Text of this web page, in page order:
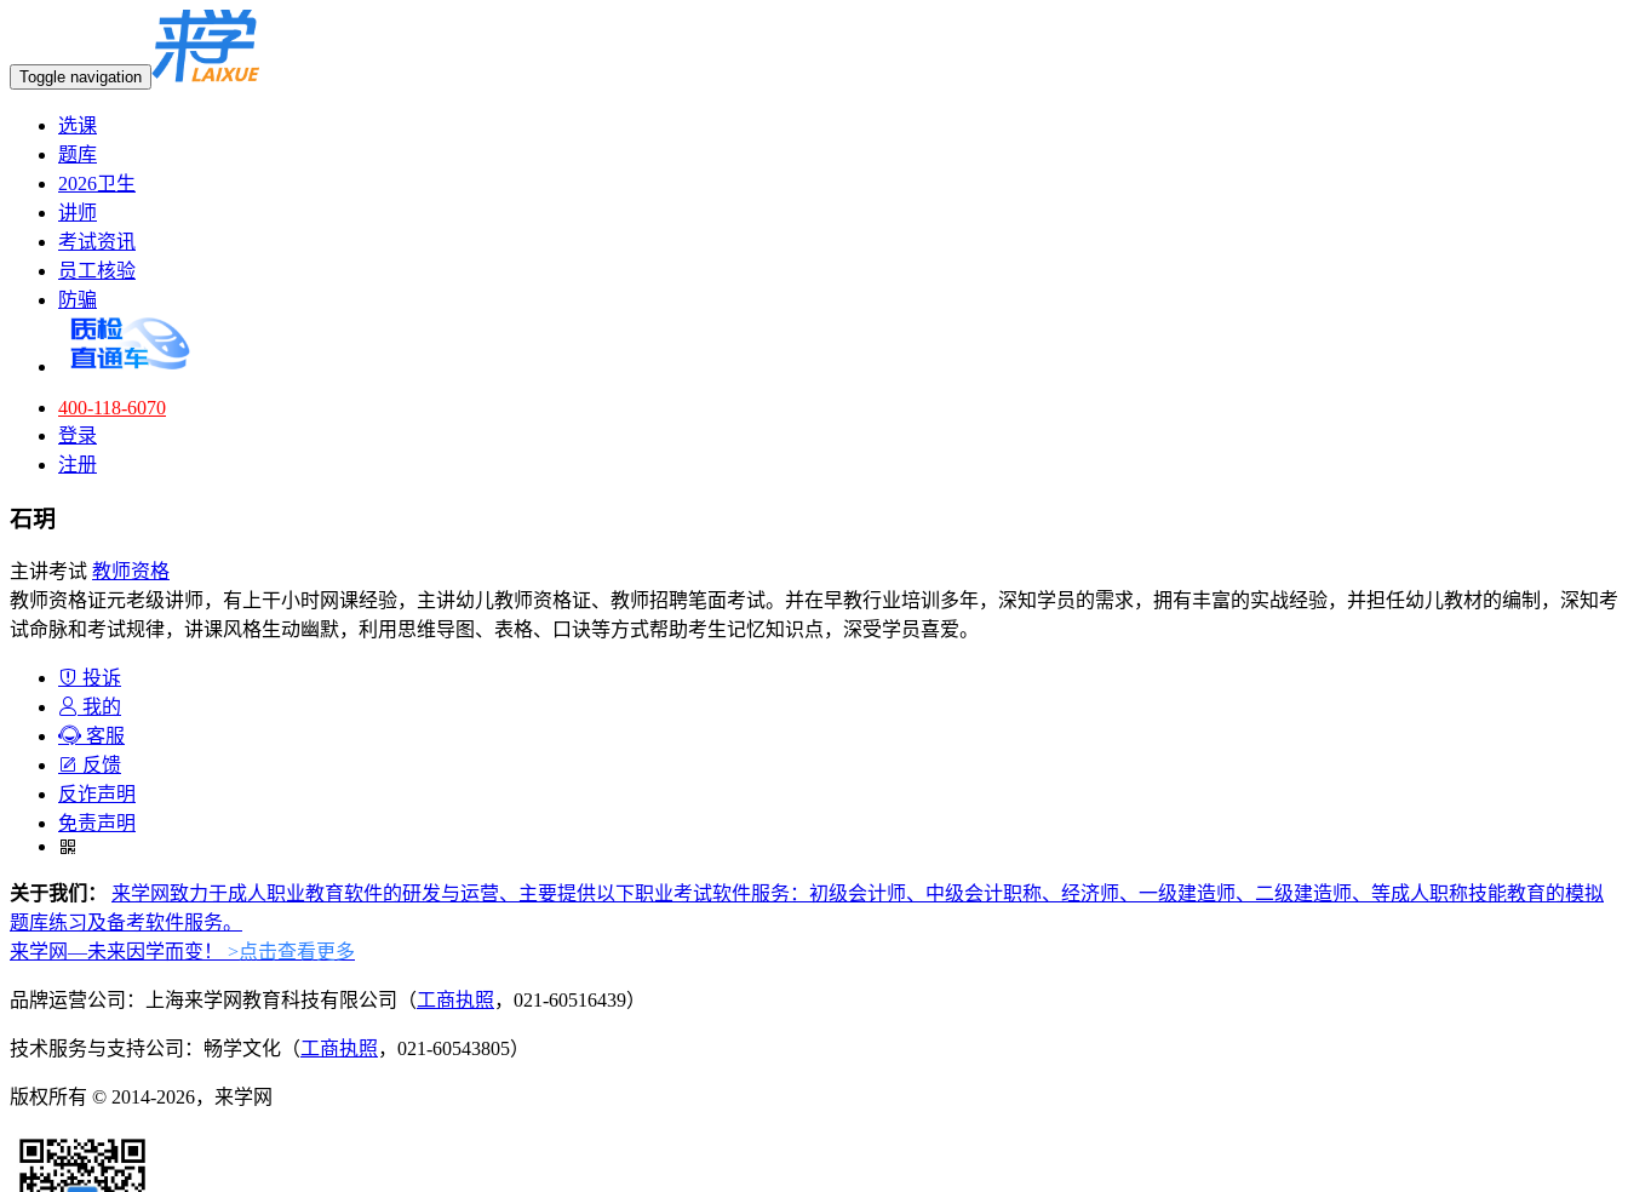
Toggle navigation
选课
题库
2026卫生
讲师
考试资讯
员工核验
防骗
400-118-6070
登录
注册
石玥
主讲考试 教师资格
教师资格证元老级讲师，有上干小时网课经验，主讲幼儿教师资格证、教师招聘笔面考试。并在早教行业培训多年，深知学员的需求，拥有丰富的实战经验，并担任幼儿教材的编制，深知考
试命脉和考试规律，讲课风格生动幽默，利用思维导图、表格、口诀等方式帮助考生记忆知识点，深受学员喜爱。
投诉
我的
客服
反馈
反诈声明
免责声明
关于我们：
来学网致力于成人职业教育软件的研发与运营、主要提供以下职业考试软件服务：初级会计师、中级会计职称、经济师、一级建造师、二级建造师、等成人职称技能教育的模拟
题库练习及备考软件服务。
来学网—未来因学而变！
>点击查看更多
品牌运营公司：上海来学网教育科技有限公司（工商执照，021-60516439）
技术服务与支持公司：畅学文化（工商执照，021-60543805）
版权所有 © 2014-2026，来学网